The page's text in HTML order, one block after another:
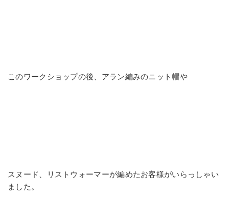
このワークショップの後、アラン編みのニット帽や
スヌード、リストウォーマーが編めたお客様がいらっしゃい
ました。